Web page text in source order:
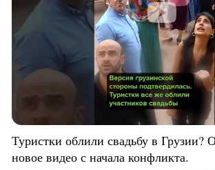
Туристки облили свадьбу в Грузии?
новое видео с начала конфликта.